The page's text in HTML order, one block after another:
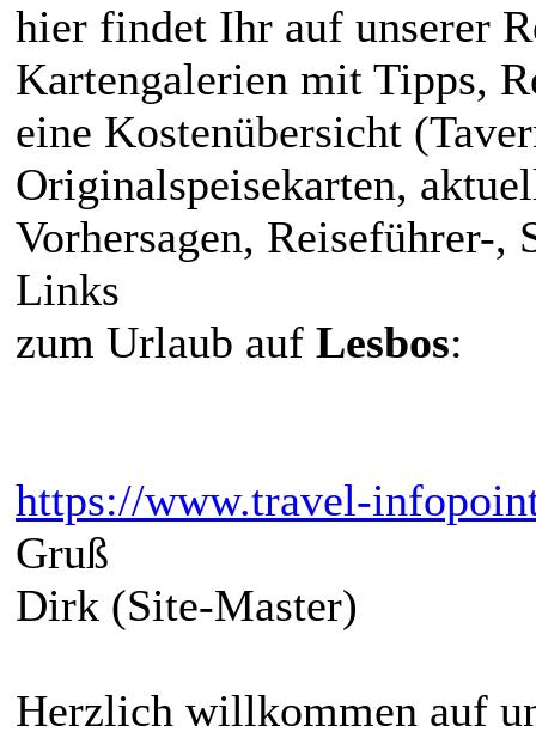
hier findet Ihr auf unserer
Kartengalerien mit Tipps,
eine Kostenübersicht
Originalspeisekarten,
Vorhersagen, Reiseführer-,
Links
zum Urlaub auf Lesbos:
https://www.travel-
Gruß
Dirk (Site-Master)
Herzlich willkommen auf